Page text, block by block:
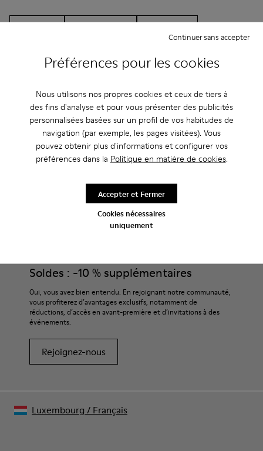
Préférences pour les cookies
Nous utilisons nos propres cookies et ceux de tiers à
des fins d'analyse et pour vous présenter des publicités
personnalisées basées sur un profil de vos habitudes de
navigation (par exemple, les pages visitées). Vous
pouvez obtenir plus d'informations et configurer vos
préférences dans la Politique en matière de cookies.
Cookies nécessaires
uniquement
Continuer sans accepter
Accepter et Fermer
Chaussures casual
Baskets
Chaussures décontractées
Chaussons
ENFANT CHAUSSURES CYBER MONDAY ALL CHAUSSURES
Soldes : -10 % supplémentaires
Oui, vous avez bien entendu. En rejoignant notre communauté,
vous profiterez d’avantages exclusifs, notamment de
réductions, d’accès en avant-première et d’invitations à des
événements.
Rejoignez-nous
Luxembourg / Français